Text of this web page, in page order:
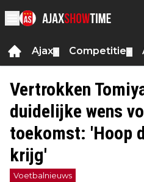
Ajax Competitie
Vertrokken
duidelijke wens
toekomst: 'Hoop
krijg'
Voetbalnieuws